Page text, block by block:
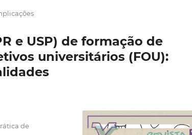
e USP) de formação de
universitários (FOU):
de